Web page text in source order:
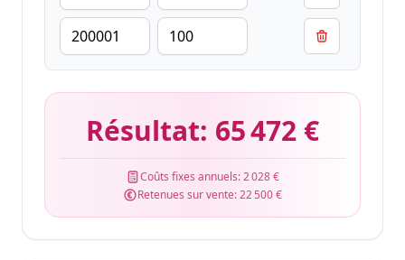
Résultat: 65 472 €
Coûts fixes annuels:2 028 €
Retenues sur vente:22 500 €